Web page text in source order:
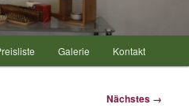
Galerie Kontakt
Nächstes →